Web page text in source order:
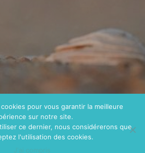
pour vous garantir la meilleure
sur notre site.
ce dernier, nous considérerons que
l'utilisation des cookies.